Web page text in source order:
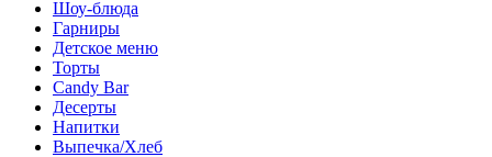
Шоу-блюда
Гарниры
Детское меню
Торты
Candy Bar
Десерты
Напитки
Выпечка/Хлеб